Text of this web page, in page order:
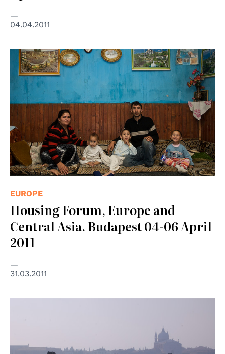
04.04.2011
© Consiglio d'Europa
EUROPE
Housing Forum, Europe and
Central Asia. Budapest 04-06 April
2011
31.03.2011